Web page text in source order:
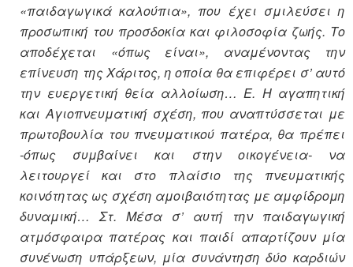
«παιδαγωγικά καλούπια», που έχει σμιλεύσει η
προσωπική του προσδοκία και φιλοσοφία ζωής. Το
αποδέχεται «όπως είναι», αναμένοντας την
επίνευση της Χάριτος, η οποία θα επιφέρει σ’ αυτό
την ευεργετική θεία αλλοίωση… Ε. Η αγαπητική
και Αγιοπνευματική σχέση, που αναπτύσσεται με
πρωτοβουλία του πνευματικού πατέρα, θα πρέπει
-όπως συμβαίνει και στην οικογένεια- να
λειτουργεί και στο πλαίσιο της πνευματικής
κοινότητας ως σχέση αμοιβαιότητας με αμφίδρομη
δυναμική… Στ. Μέσα σ’ αυτή την παιδαγωγική
ατμόσφαιρα πατέρας και παιδί απαρτίζουν μία
συνένωση υπάρξεων, μία συνάντηση δύο καρδιών